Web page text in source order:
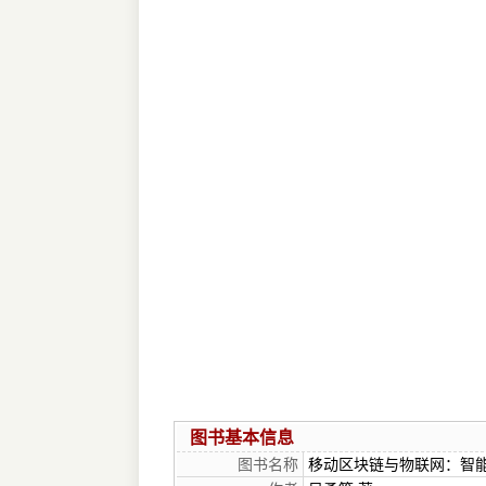
图书基本信息
图书名称 移动区块链与物联网：智